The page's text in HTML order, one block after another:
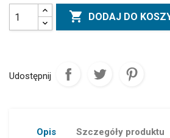
 DODAJ DO
Udostępnij
Opis Szczegóły produktu